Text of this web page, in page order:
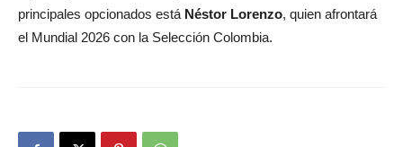
principales opcionados está Néstor Lorenzo, quien afrontará
el Mundial 2026 con la Selección Colombia.